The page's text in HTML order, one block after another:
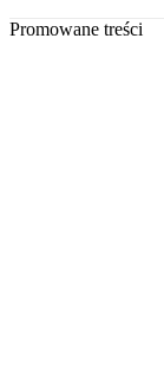
Promowane treści